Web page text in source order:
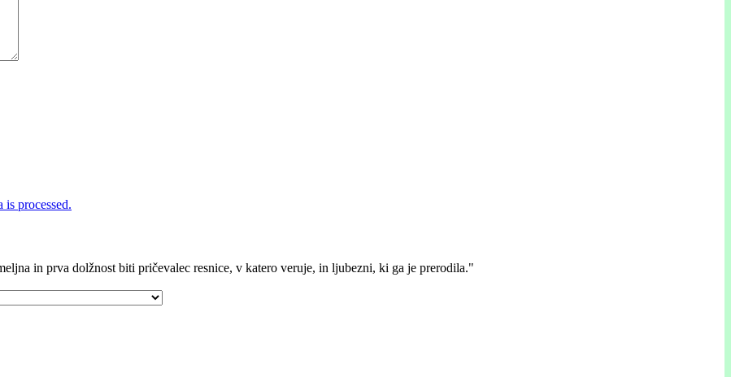
processed.
in prva dolžnost biti pričevalec resnice, v katero veruje, in ljubezni, ki ga je prerodila."